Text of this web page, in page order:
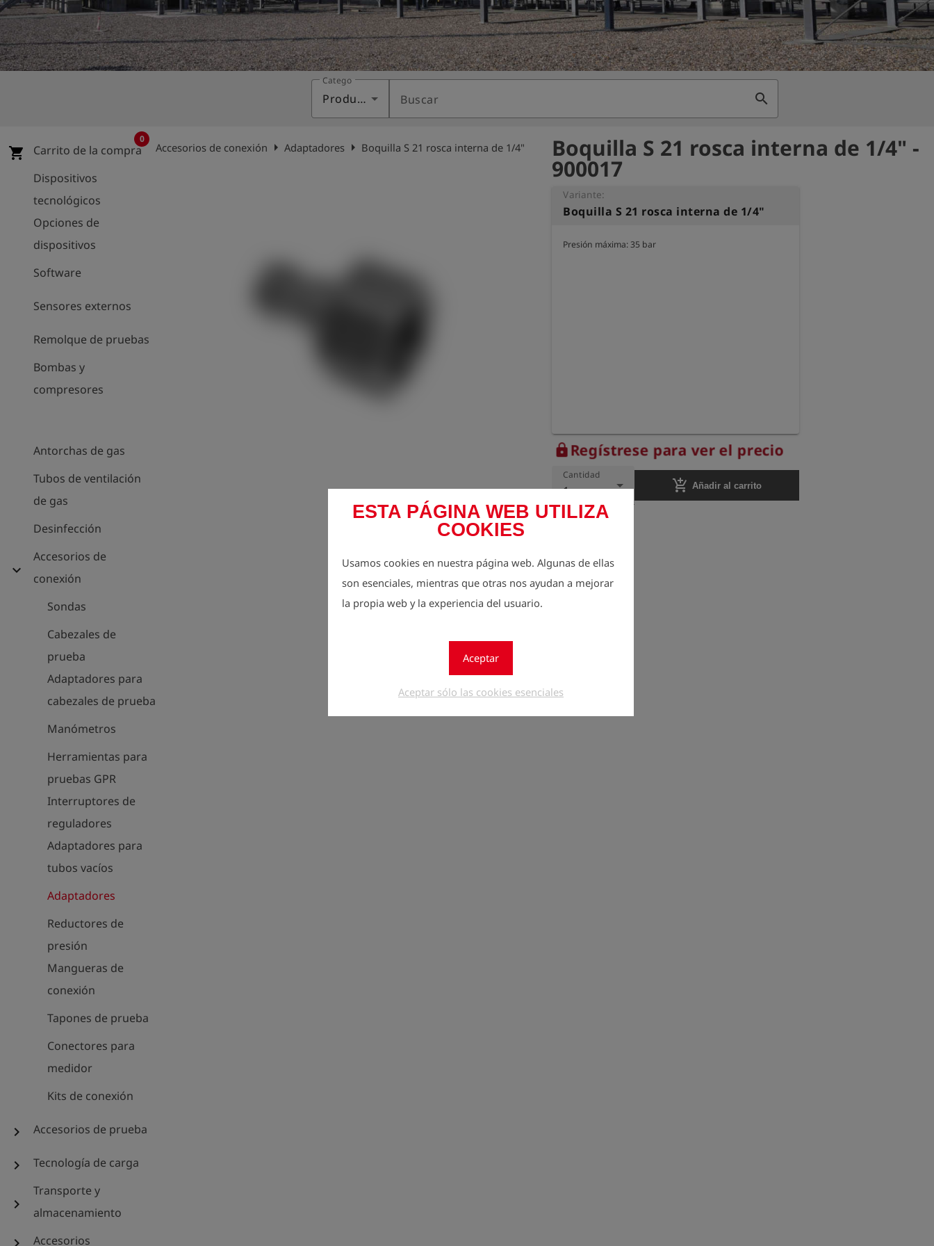
shield Registro
ESTA PÁGINA WEB UTILIZA
COOKIES
Usamos cookies en nuestra página web. Algunas de ellas
son esenciales, mientras que otras nos ayudan a mejorar
la propia web y la experiencia del usuario.
Aceptar
Aceptar sólo las cookies esenciales
Categoría
Productos Buscar search
shopping_cart Carrito de la compra
0
Dispositivos
tecnológicos
Opciones de
dispositivos
Software
Sensores externos
Remolque de pruebas
Bombas y
compresores
Antorchas de gas
Tubos de ventilación
de gas
Desinfección
expand_more
Accesorios de
conexión
Sondas
Cabezales de
prueba
Adaptadores para
cabezales de prueba
Manómetros
Herramientas para
pruebas GPR
Interruptores de
reguladores
Adaptadores para
tubos vacíos
Adaptadores
Reductores de
presión
Mangueras de
conexión
Tapones de prueba
Conectores para
medidor
Kits de conexión
chevron_right Accesorios de prueba
chevron_right Tecnología de carga
chevron_right
Transporte y
almacenamiento
Accesorios
Accesorios de conexión arrow_right Adaptadores arrow_right Boquilla S 21 rosca interna de 1/4" Boquilla S 21 rosca interna de 1/4" -
900017
Variante:
Boquilla S 21 rosca interna de 1/4"
Presión máxima: 35 bar
lock Regístrese para ver el precio
Cantidad
1 add_shopping_cart Añadir al carrito